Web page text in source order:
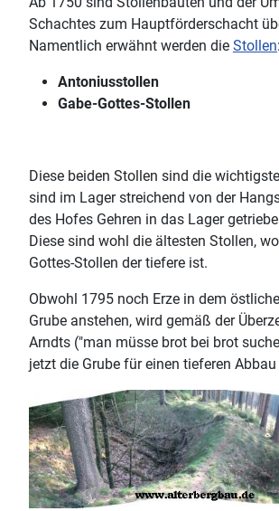
Schachtes zum Hauptförderschacht
Namentlich erwähnt werden die Stollen:
Antoniusstollen
Gabe-Gottes-Stollen
Diese beiden Stollen sind die
sind im Lager streichend von der
des Hofes Gehren in das Lager
Diese sind wohl die ältesten Stollen,
Gottes-Stollen der tiefere ist.
Obwohl 1795 noch Erze in dem
Grube anstehen, wird gemäß der
Arndts ("man müsse brot bei brot
jetzt die Grube für einen tieferen